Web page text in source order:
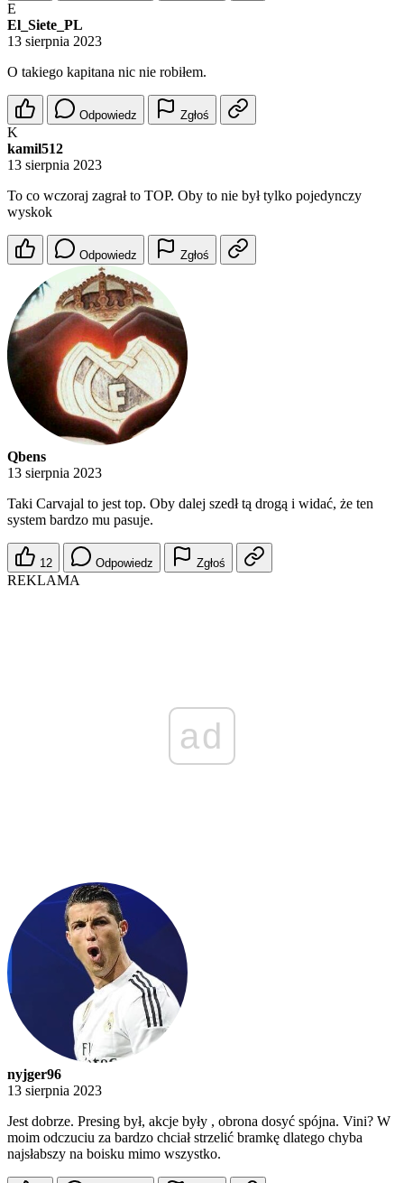
E
El_Siete_PL
13 sierpnia 2023
O takiego kapitana nic nie robiłem.
Odpowiedz Zgłoś
K
kamil512
13 sierpnia 2023
To co wczoraj zagrał to TOP. Oby to nie był tylko pojedynczy
wyskok
Odpowiedz Zgłoś
Qbens
13 sierpnia 2023
Taki Carvajal to jest top. Oby dalej szedł tą drogą i widać, że ten
system bardzo mu pasuje.
12 Odpowiedz Zgłoś
REKLAMA
ad
nyjger96
13 sierpnia 2023
Jest dobrze. Presing był, akcje były , obrona dosyć spójna. Vini? W
moim odczuciu za bardzo chciał strzelić bramkę dlatego chyba
najsłabszy na boisku mimo wszystko.